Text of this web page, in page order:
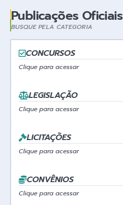
Publicações Oficiais
BUSQUE PELA CATEGORIA
CONCURSOS
Clique para acessar
LEGISLAÇÃO
Clique para acessar
LICITAÇÕES
Clique para acessar
CONVÊNIOS
Clique para acessar